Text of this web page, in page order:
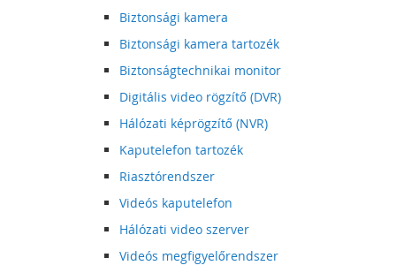
Biztonsági kamera
Biztonsági kamera tartozék
Biztonságtechnikai monitor
Digitális video rögzítő (DVR)
Hálózati képrögzítő (NVR)
Kaputelefon tartozék
Riasztórendszer
Videós kaputelefon
Hálózati video szerver
Videós megfigyelőrendszer